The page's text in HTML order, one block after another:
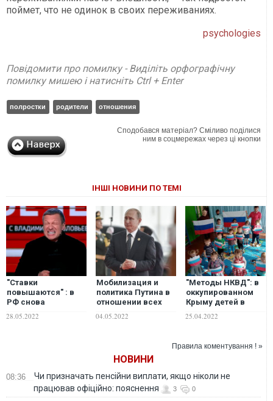
поймет, что не одинок в своих переживаниях.
psychologies
Повідомити про помилку - Виділіть орфографічну
помилку мишею і натисніть Ctrl + Enter
полростки родители отношения
Сподобався матеріал? Сміливо поділися
ним в соцмережах через ці кнопки
ІНШІ НОВИНИ ПО ТЕМІ
"Ставки
повышаются" : в
РФ снова
ядерными
28.05.2022
Мобилизация и
политика Путина в
отношении всех
оккупированных
о планах врага до и
после победобесия
04.05.2022
"Методы НКВД": в
оккупированном
Крыму детей в
расспрашивают об
и "спецоперации"
25.04.2022
Правила коментування ! »
НОВИНИ
08:36
Чи призначать пенсійни виплати, якщо ніколи не
працював офіційно: пояснення
3 0